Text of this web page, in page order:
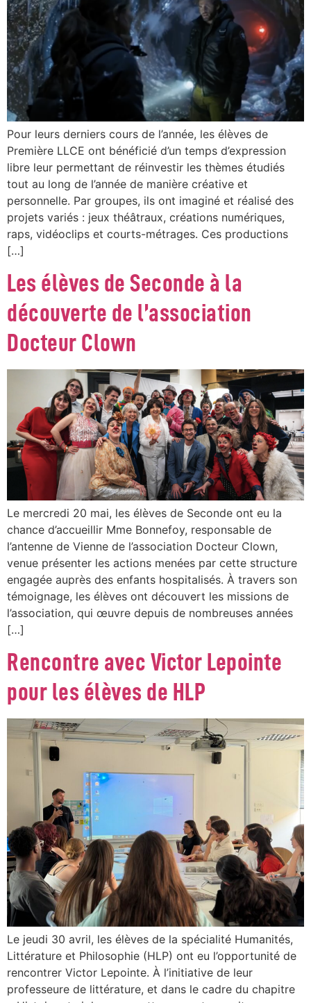
Pour leurs derniers cours de l’année, les élèves de
Première LLCE ont bénéficié d’un temps d’expression
libre leur permettant de réinvestir les thèmes étudiés
tout au long de l’année de manière créative et
personnelle. Par groupes, ils ont imaginé et réalisé des
projets variés : jeux théâtraux, créations numériques,
raps, vidéoclips et courts-métrages. Ces productions
[…]
Les élèves de Seconde à la
découverte de l’association
Docteur Clown
Le mercredi 20 mai, les élèves de Seconde ont eu la
chance d’accueillir Mme Bonnefoy, responsable de
l’antenne de Vienne de l’association Docteur Clown,
venue présenter les actions menées par cette structure
engagée auprès des enfants hospitalisés. À travers son
témoignage, les élèves ont découvert les missions de
l’association, qui œuvre depuis de nombreuses années
[…]
Rencontre avec Victor Lepointe
pour les élèves de HLP
Le jeudi 30 avril, les élèves de la spécialité Humanités,
Littérature et Philosophie (HLP) ont eu l’opportunité de
rencontrer Victor Lepointe. À l’initiative de leur
professeure de littérature, et dans le cadre du chapitre